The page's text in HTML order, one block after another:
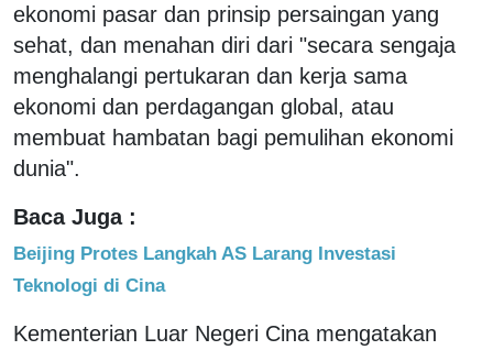
ekonomi pasar dan prinsip persaingan yang
sehat, dan menahan diri dari "secara sengaja
menghalangi pertukaran dan kerja sama
ekonomi dan perdagangan global, atau
membuat hambatan bagi pemulihan ekonomi
dunia".
Baca Juga :
Beijing Protes Langkah AS Larang Investasi
Teknologi di Cina
Kementerian Luar Negeri Cina mengatakan